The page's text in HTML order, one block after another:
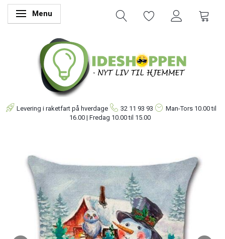
Skifte navigation
Menu
Levering i raketfart på hverdage 32 11 93 93 Man-Tors 10.00 til
16.00 | Fredag 10.00 til 15.00